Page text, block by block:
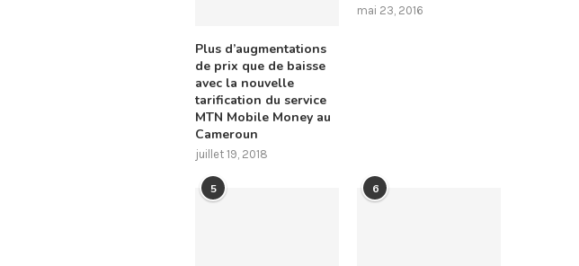
Plus d’augmentations
de prix que de baisse
avec la nouvelle
tarification du service
MTN Mobile Money au
Cameroun
juillet 19, 2018
mai 23, 2016
5 6